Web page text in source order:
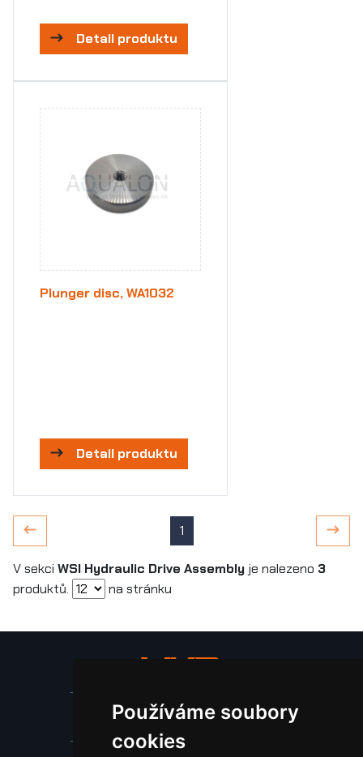
Používáme soubory
cookies
Detail produktu
Plunger disc, WA1032
Detail produktu
1
V sekci WSI Hydraulic Drive Assembly je nalezeno 3
produktů.
na stránku
Stroje a zařízení